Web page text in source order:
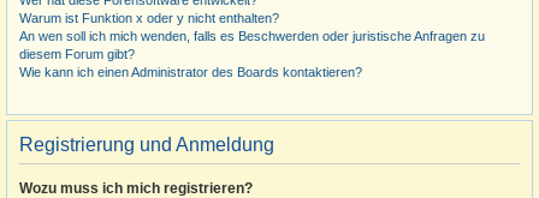
Warum ist Funktion x oder y nicht enthalten?
An wen soll ich mich wenden, falls es Beschwerden oder juristische Anfragen zu
diesem Forum gibt?
Wie kann ich einen Administrator des Boards kontaktieren?
Registrierung und Anmeldung
Wozu muss ich mich registrieren?